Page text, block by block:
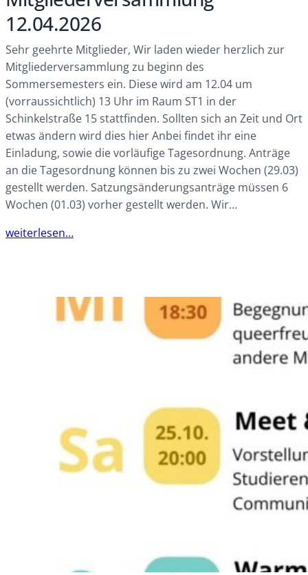
12.04.2026
Sehr geehrte Mitglieder, Wir laden wieder herzlich zur
Mitgliederversammlung zu beginn des
Sommersemesters ein. Diese wird am 12.04 um
(vorraussichtlich) 13 Uhr im Raum ST1 in der
Schinkelstraße 15 stattfinden. Sollten sich an Zeit und Ort
etwas ändern wird dies hier Anbei findet ihr eine
Einladung, sowie die vorläufige Tagesordnung. Anträge
an die Tagesordnung können bis zu zwei Wochen (29.03)
gestellt werden. Satzungsänderungsanträge müssen 6
Wochen (01.03) vorher gestellt werden. Wir…
weiterlesen…